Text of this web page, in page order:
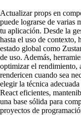
Actualizar props en
puede lograrse de varias
tu aplicación. Desde la
hasta el uso de contexto,
estado global como
de uso. Además,
optimizar el rendimiento,
rendericen cuando sea
elegir la técnica
React eficientes,
una base sólida para
proyectos de